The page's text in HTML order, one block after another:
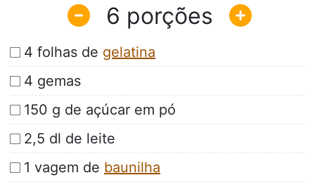
6
4 folhas de gelatina
4 gemas
150 g de açúcar em pó
2,5 dl de leite
1 vagem de baunilha